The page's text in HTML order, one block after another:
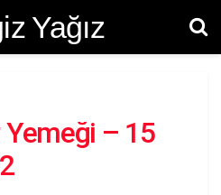
Yağız
– 15